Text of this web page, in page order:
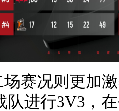
场赛况则更加
队进行3V3，